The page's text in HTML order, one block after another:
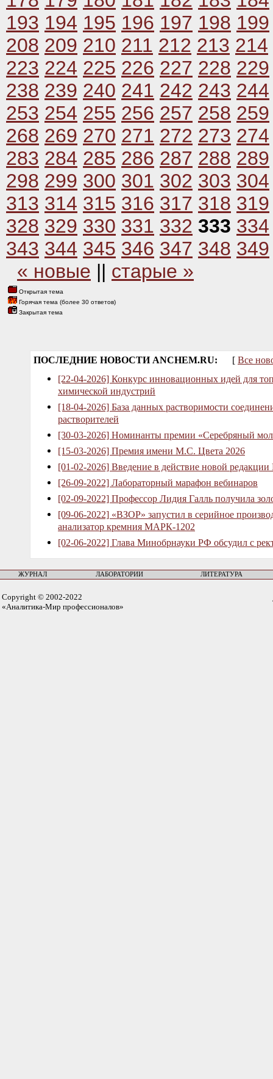
193 194 195 196 197 198 199
208 209 210 211 212 213 214
223 224 225 226 227 228 229
238 239 240 241 242 243 244
253 254 255 256 257 258 259
268 269 270 271 272 273 274
283 284 285 286 287 288 289
298 299 300 301 302 303 304
313 314 315 316 317 318 319
328 329 330 331 332 333 334
343 344 345 346 347 348 349
« новые || старые »
Открытая тема
Горячая тема (более 30 ответов)
Закрытая тема
ПОСЛЕДНИЕ НОВОСТИ ANCHEM.RU: [ Все
[22-04-2026] Конкурс инновационных идей для
химической индустрий
[18-04-2026] База данных растворимости
растворителей
[30-03-2026] Номинанты премии «Серебряный
[15-03-2026] Премия имени М.С. Цвета 2026
[01-02-2026] Введение в действие новой
[26-09-2022] Лабораторный марафон вебинаров
[02-09-2022] Профессор Лидия Галль получила
[09-06-2022] «ВЗОР» запустил в серийное
анализатор кремния МАРК-1202
[02-06-2022] Глава Минобрнауки РФ обсудил с
ЖУРНАЛ ЛАБОРАТОРИИ ЛИТЕРАТУРА
Copyright © 2002-2022
«Аналитика-Мир профессионалов»